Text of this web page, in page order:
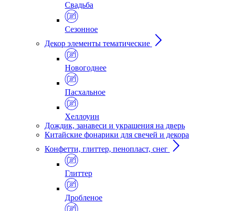
Свадьба
Сезонное
Декор элементы тематические
Новогоднее
Пасхальное
Хеллоуин
Дождик, занавеси и украшения на дверь
Китайские фонарики для свечей и декора
Конфетти, глиттер, пенопласт, снег
Глиттер
Дробленое